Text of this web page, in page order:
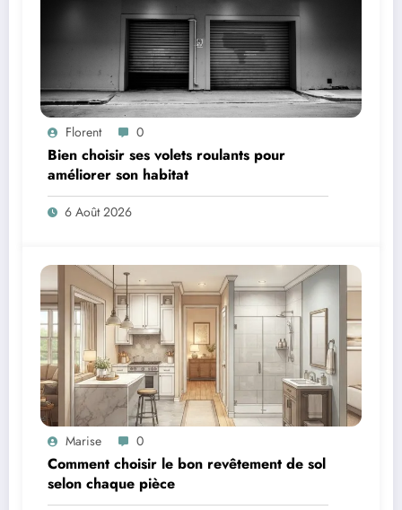
Florent 0
Bien choisir ses volets roulants pour
améliorer son habitat
6 Août 2026
Marise 0
Comment choisir le bon revêtement de sol
selon chaque pièce